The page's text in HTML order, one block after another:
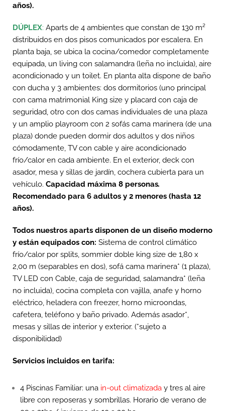
años).
DÚPLEX: Aparts de 4 ambientes que constan de 130 m²
distribuidos en dos pisos comunicados por escalera. En
planta baja, se ubica la cocina/comedor completamente
equipada, un living con salamandra (leña no incluida), aire
acondicionado y un toilet. En planta alta dispone de baño
con ducha y 3 ambientes: dos dormitorios (uno principal
con cama matrimonial King size y placard con caja de
seguridad, otro con dos camas individuales de una plaza
y un amplio playroom con 2 sofás cama marinera (de una
plaza) donde pueden dormir dos adultos y dos niños
cómodamente, TV con cable y aire acondicionado
frío/calor en cada ambiente. En el exterior, deck con
asador, mesa y sillas de jardín, cochera cubierta para un
vehículo. Capacidad máxima 8 personas.
Recomendado para 6 adultos y 2 menores (hasta 12
años).
Todos nuestros aparts disponen de un diseño moderno
y están equipados con: Sistema de control climático
frío/calor por splits, sommier doble king size de 1,80 x
2,00 m (separables en dos), sofá cama marinera* (1 plaza),
TV LED con Cable, caja de seguridad, salamandra* (leña
no incluida), cocina completa con vajilla, anafe y horno
eléctrico, heladera con freezer, horno microondas,
cafetera, teléfono y baño privado. Además asador*,
mesas y sillas de interior y exterior. (*sujeto a
disponibilidad)
Servicios incluidos en tarifa:
4 Piscinas Familiar: una in-out climatizada y tres al aire
libre con reposeras y sombrillas. Horario de verano de